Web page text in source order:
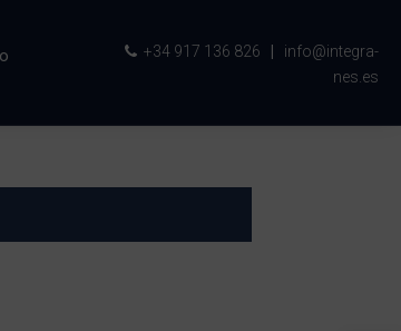
+34 917 136 826
info@integra-
nes.es